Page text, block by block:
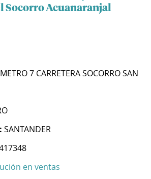
Socorro Acuanaranjal
7 CARRETERA SOCORRO SAN
SANTANDER
en ventas